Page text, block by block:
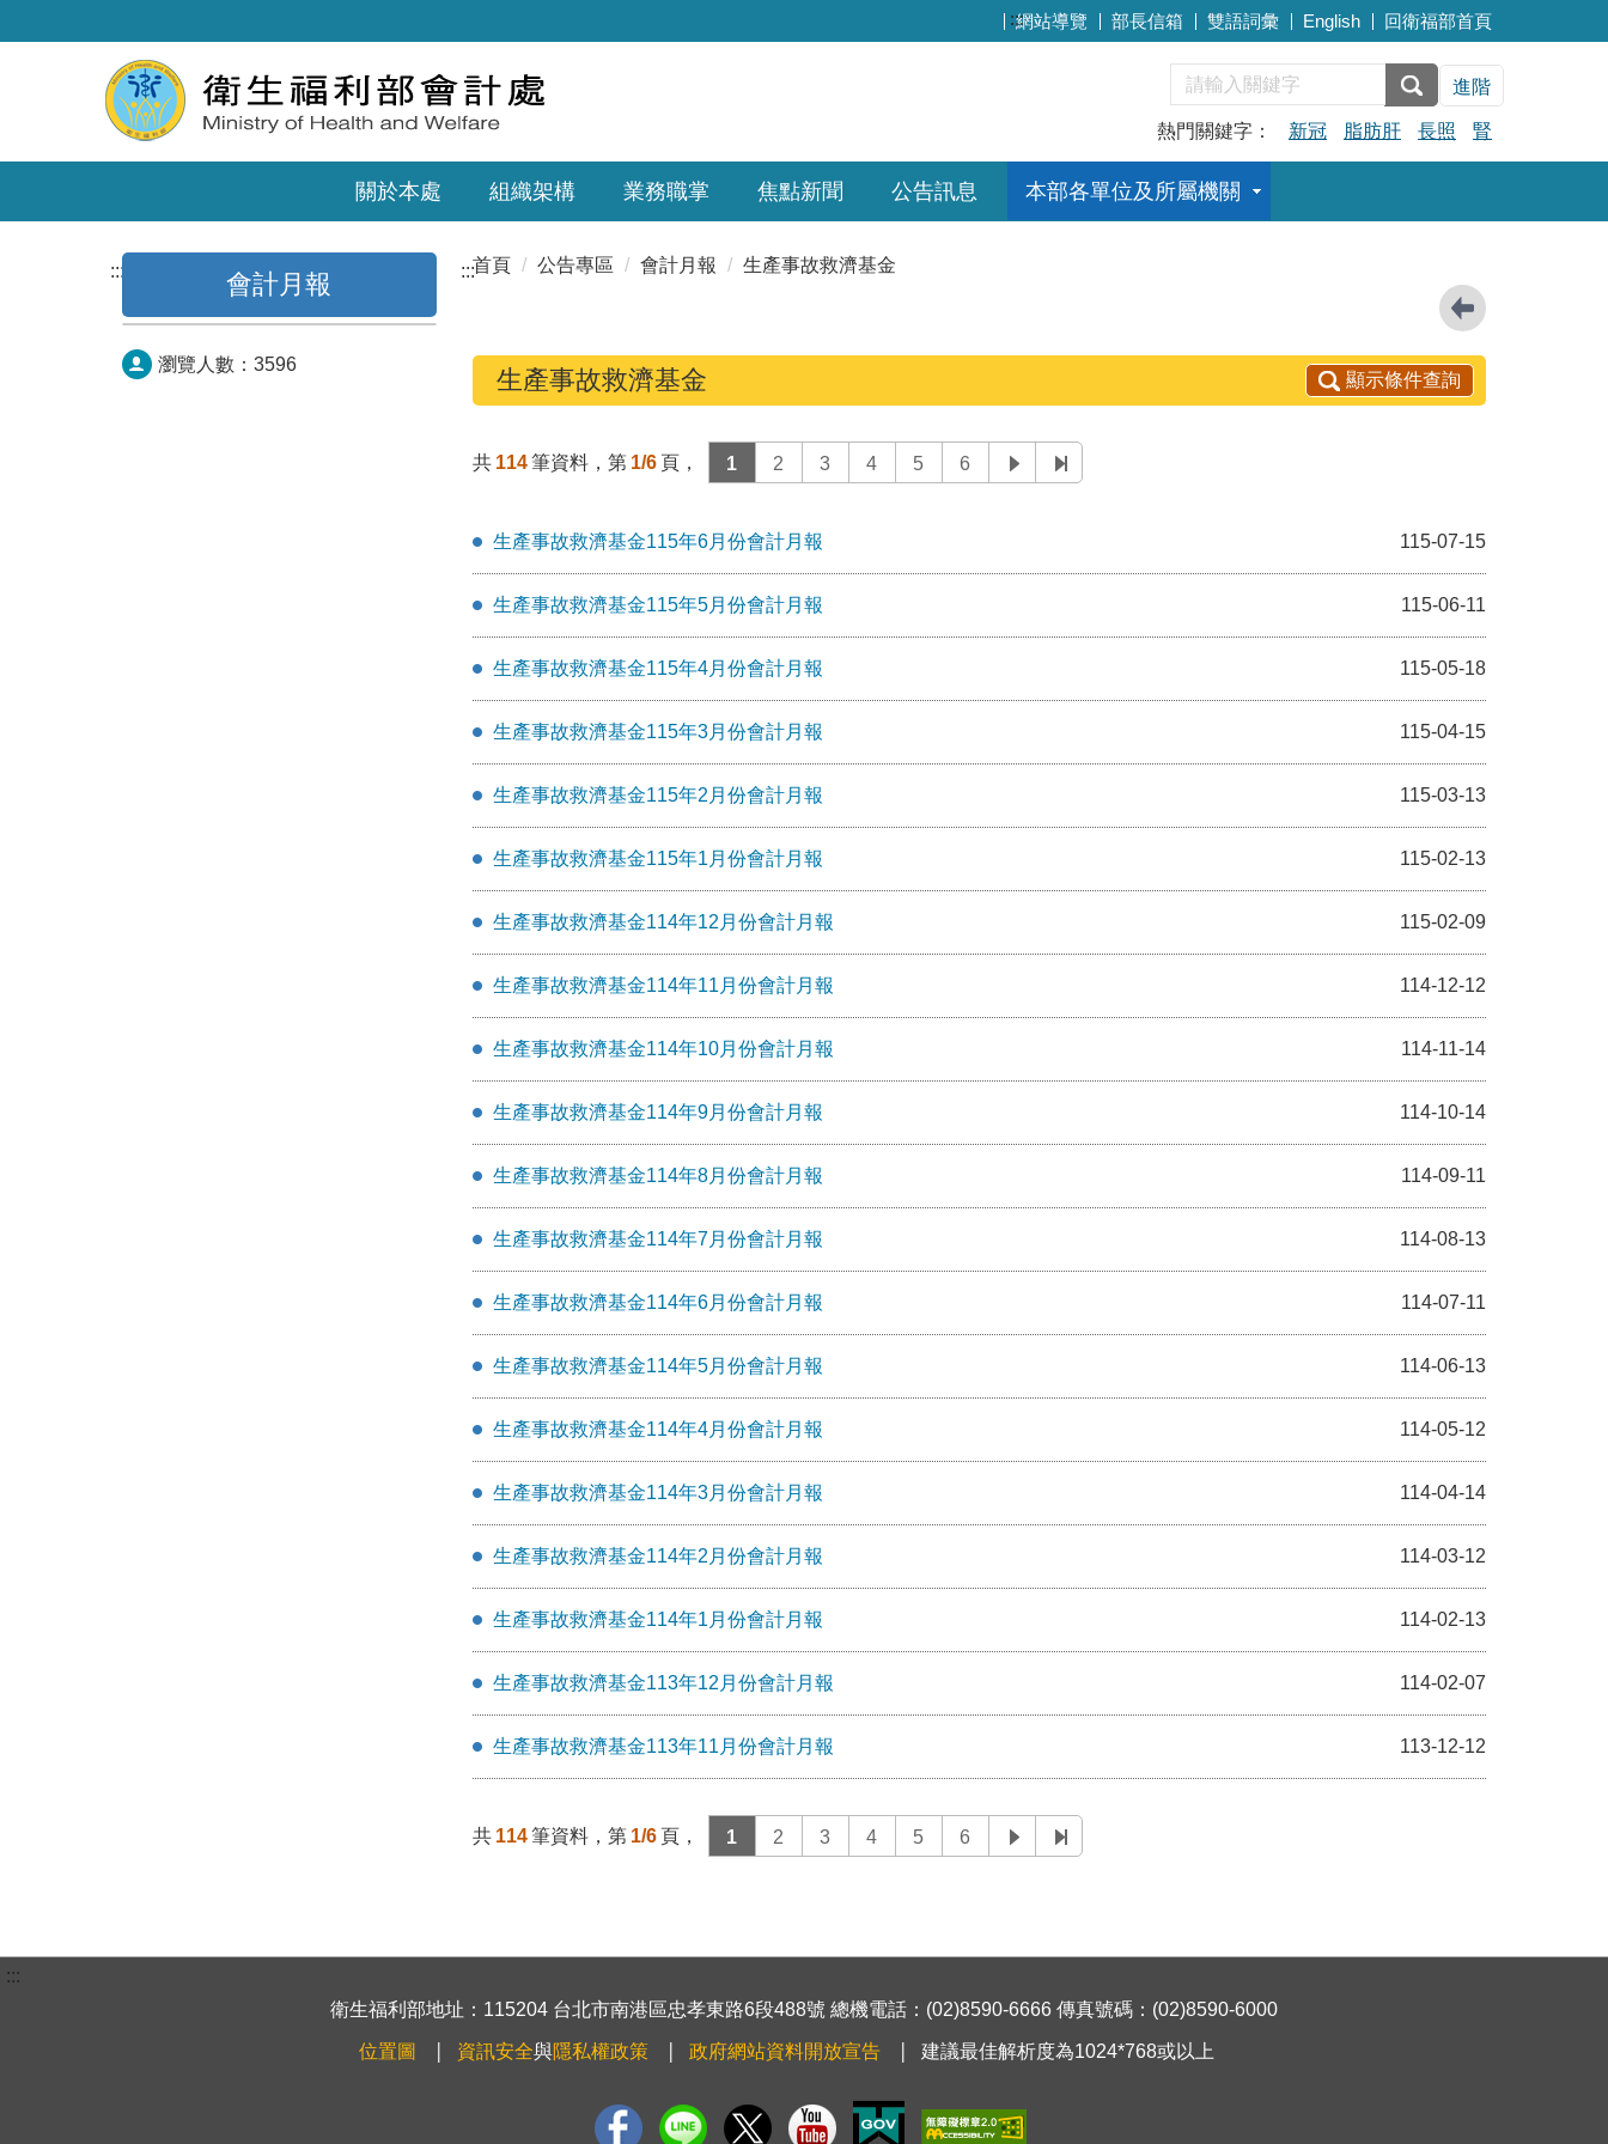
:::網站導覽 部長信箱 雙語詞彙 English 回衛福部首頁
進階
熱門關鍵字： 新冠 脂肪肝 長照 腎
關於本處 組織架構 業務職掌 焦點新聞 公告訊息 本部各單位及所屬機關
::: 會計月報
瀏覽人數： 3596
:::首頁 公告專區 會計月報 生產事故救濟基金
生產事故救濟基金 顯示條件查詢
共 114 筆資料，第 1/6 頁， 1 2 3 4 5 6
生產事故救濟基金115年6月份會計月報 115-07-15
生產事故救濟基金115年5月份會計月報 115-06-11
生產事故救濟基金115年4月份會計月報 115-05-18
生產事故救濟基金115年3月份會計月報 115-04-15
生產事故救濟基金115年2月份會計月報 115-03-13
生產事故救濟基金115年1月份會計月報 115-02-13
生產事故救濟基金114年12月份會計月報 115-02-09
生產事故救濟基金114年11月份會計月報 114-12-12
生產事故救濟基金114年10月份會計月報 114-11-14
生產事故救濟基金114年9月份會計月報 114-10-14
生產事故救濟基金114年8月份會計月報 114-09-11
生產事故救濟基金114年7月份會計月報 114-08-13
生產事故救濟基金114年6月份會計月報 114-07-11
生產事故救濟基金114年5月份會計月報 114-06-13
生產事故救濟基金114年4月份會計月報 114-05-12
生產事故救濟基金114年3月份會計月報 114-04-14
生產事故救濟基金114年2月份會計月報 114-03-12
生產事故救濟基金114年1月份會計月報 114-02-13
生產事故救濟基金113年12月份會計月報 114-02-07
生產事故救濟基金113年11月份會計月報 113-12-12
共 114 筆資料，第 1/6 頁， 1 2 3 4 5 6
:::
衛生福利部地址：115204 台北市南港區忠孝東路6段488號 總機電話：(02)8590-6666 傳真號碼：(02)8590-6000
位置圖 資訊安全與隱私權政策 政府網站資料開放宣告 建議最佳解析度為1024*768或以上